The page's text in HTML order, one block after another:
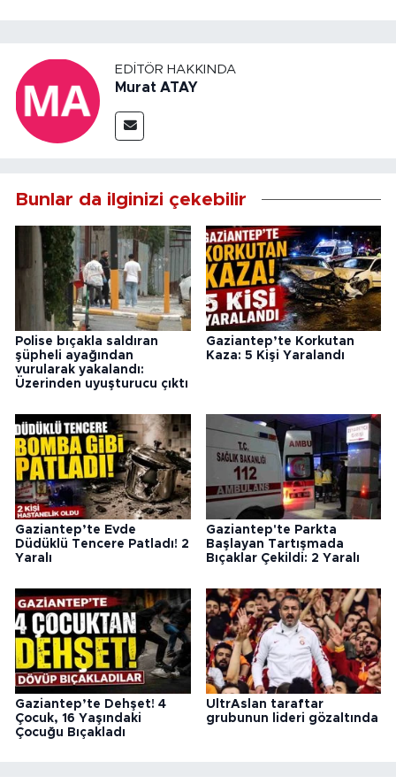
EDITÖR HAKKINDA
Murat ATAY
Bunlar da ilginizi çekebilir
Polise bıçakla saldıran
şüpheli ayağından
vurularak yakalandı:
Üzerinden uyuşturucu çıktı
Gaziantep’te Korkutan
Kaza: 5 Kişi Yaralandı
Gaziantep’te Evde
Düdüklü Tencere Patladı! 2
Yaralı
Gaziantep'te Parkta
Başlayan Tartışmada
Bıçaklar Çekildi: 2 Yaralı
Gaziantep’te Dehşet! 4
Çocuk, 16 Yaşındaki
Çocuğu Bıçakladı
UltrAslan taraftar
grubunun lideri gözaltında